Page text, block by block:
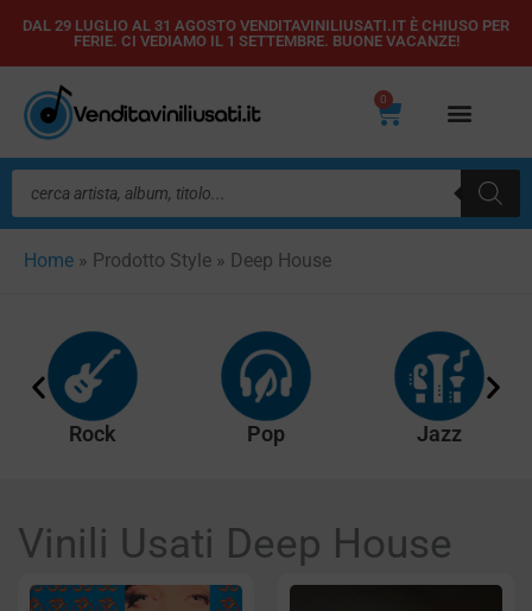
Vai
contenuto
DAL 29 LUGLIO AL 31 AGOSTO VENDITAVINILIUSATI.IT È CHIUSO PER
FERIE. CI VEDIAMO IL 1 SETTEMBRE. BUONE VACANZE!
0
Carrello
Ricerca
prodotti
Home » Prodotto Style » Deep House
Rock Pop Jazz
Vinili Usati Deep House
PaginaPagina